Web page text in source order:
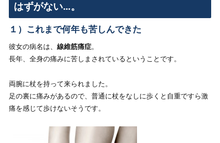
はずがない…。
１）これまで何年も苦しんできた
彼女の病名は、 線維筋痛症。
長年、全身の痛みに苦しまされているということです。
両腕に杖を持って来られました。
足の裏に痛みがあるので、普通に杖をなしに歩くと自重ですら激
痛を感じて歩けないそうです。